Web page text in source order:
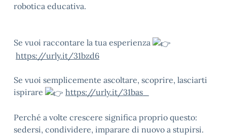
robotica educativa.
Se vuoi raccontare la tua esperienza
https://urly.it/31bzd6
Se vuoi semplicemente ascoltare, scoprire, lasciarti
ispirare
https://urly.it/31bas_
Perché a volte crescere significa proprio questo:
sedersi, condividere, imparare di nuovo a stupirsi.